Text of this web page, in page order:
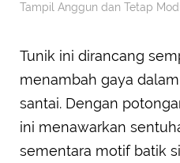
Tampil Anggun dan Tetap
Tunik ini dirancang
menambah gaya
santai. Dengan
ini menawarkan
sementara motif batik